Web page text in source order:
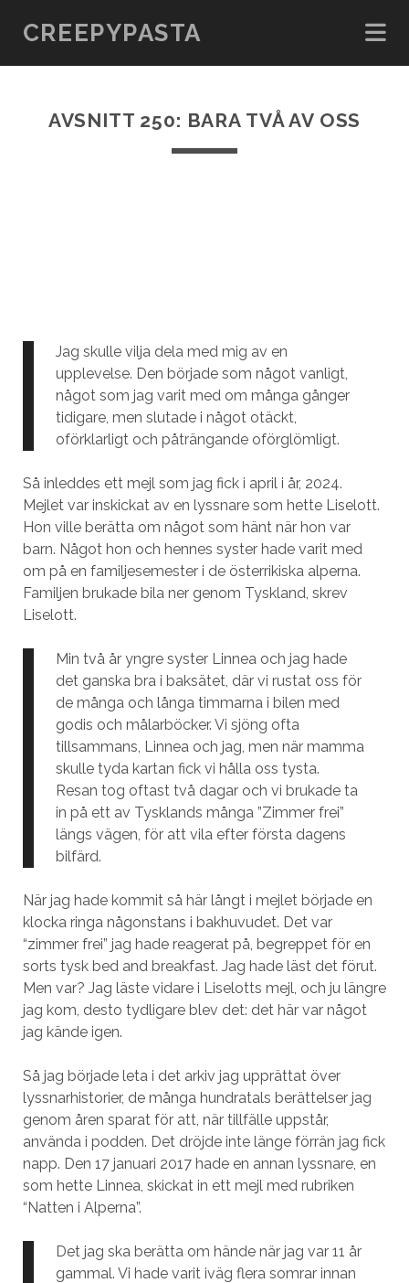
CREEPYPASTA
AVSNITT 250: BARA TVÅ AV OSS
Jag skulle vilja dela med mig av en
upplevelse. Den började som något vanligt,
något som jag varit med om många gånger
tidigare, men slutade i något otäckt,
oförklarligt och påträngande oförglömligt.
Så inleddes ett mejl som jag fick i april i år, 2024.
Mejlet var inskickat av en lyssnare som hette Liselott.
Hon ville berätta om något som hänt när hon var
barn. Något hon och hennes syster hade varit med
om på en familjesemester i de österrikiska alperna.
Familjen brukade bila ner genom Tyskland, skrev
Liselott.
Min två år yngre syster Linnea och jag hade
det ganska bra i baksätet, där vi rustat oss för
de många och långa timmarna i bilen med
godis och målarböcker. Vi sjöng ofta
tillsammans, Linnea och jag, men när mamma
skulle tyda kartan fick vi hålla oss tysta.
Resan tog oftast två dagar och vi brukade ta
in på ett av Tysklands många ”Zimmer frei”
längs vägen, för att vila efter första dagens
bilfärd.
När jag hade kommit så här långt i mejlet började en
klocka ringa någonstans i bakhuvudet. Det var
“zimmer frei” jag hade reagerat på, begreppet för en
sorts tysk bed and breakfast. Jag hade läst det förut.
Men var? Jag läste vidare i Liselotts mejl, och ju längre
jag kom, desto tydligare blev det: det här var något
jag kände igen.
Så jag började leta i det arkiv jag upprättat över
lyssnarhistorier, de många hundratals berättelser jag
genom åren sparat för att, när tillfälle uppstår,
använda i podden. Det dröjde inte länge förrän jag fick
napp. Den 17 januari 2017 hade en annan lyssnare, en
som hette Linnea, skickat in ett mejl med rubriken
“Natten i Alperna”.
Det jag ska berätta om hände när jag var 11 år
gammal. Vi hade varit iväg flera somrar innan